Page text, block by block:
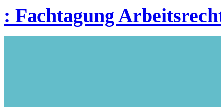
: Fachtagung